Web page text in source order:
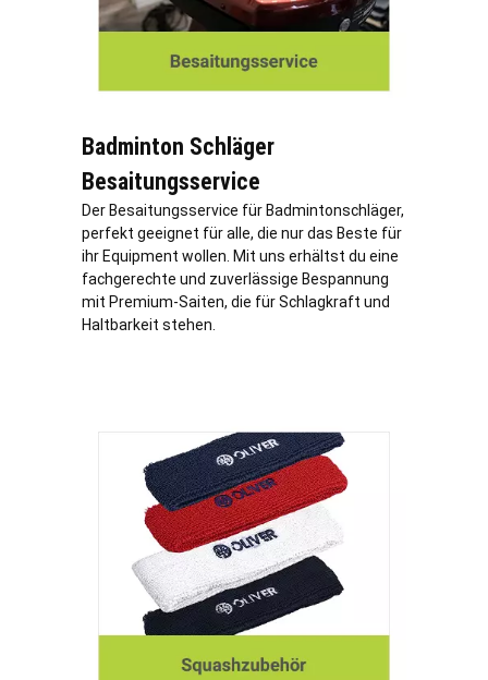
Badminton Schläger
Besaitungsservice
Der Besaitungsservice für Badmintonschläger,
perfekt geeignet für alle, die nur das Beste für
ihr Equipment wollen. Mit uns erhältst du eine
fachgerechte und zuverlässige Bespannung
mit Premium-Saiten, die für Schlagkraft und
Haltbarkeit stehen.